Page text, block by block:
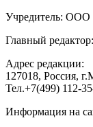
Учредитель: ООО
Главный
Адрес редакции:
127018, Россия,
Тел.+7(499) 112-
Информация на